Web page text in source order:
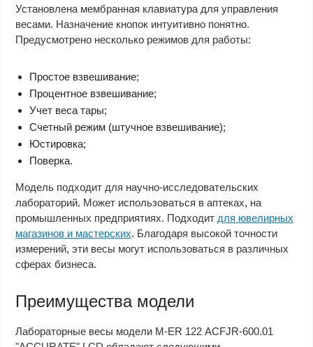
Установлена мембранная клавиатура для управления
весами. Назначение кнопок интуитивно понятно.
Предусмотрено несколько режимов для работы:
Простое взвешивание;
Процентное взвешивание;
Учет веса тары;
Счетный режим (штучное взвешивание);
Юстировка;
Поверка.
Модель подходит для научно-исследовательских
лабораторий. Может использоваться в аптеках, на
промышленных предприятиях. Подходит для ювелирных
магазинов и мастерских. Благодаря высокой точности
измерений, эти весы могут использоваться в различных
сферах бизнеса.
Преимущества модели
Лабораторные весы модели M-ER 122 АCFJR-600.01